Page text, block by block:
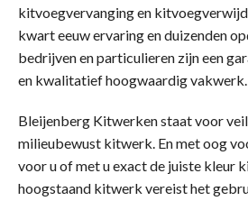
kitvoegvervanging en
kwart eeuw ervaring en duizenden
bedrijven en particulieren zijn een
en kwalitatief hoogwaardig vakwerk.
Bleijenberg Kitwerken staat voor
milieubewust kitwerk. En met oog
voor u of met u exact de juiste kleur
hoogstaand kitwerk vereist het